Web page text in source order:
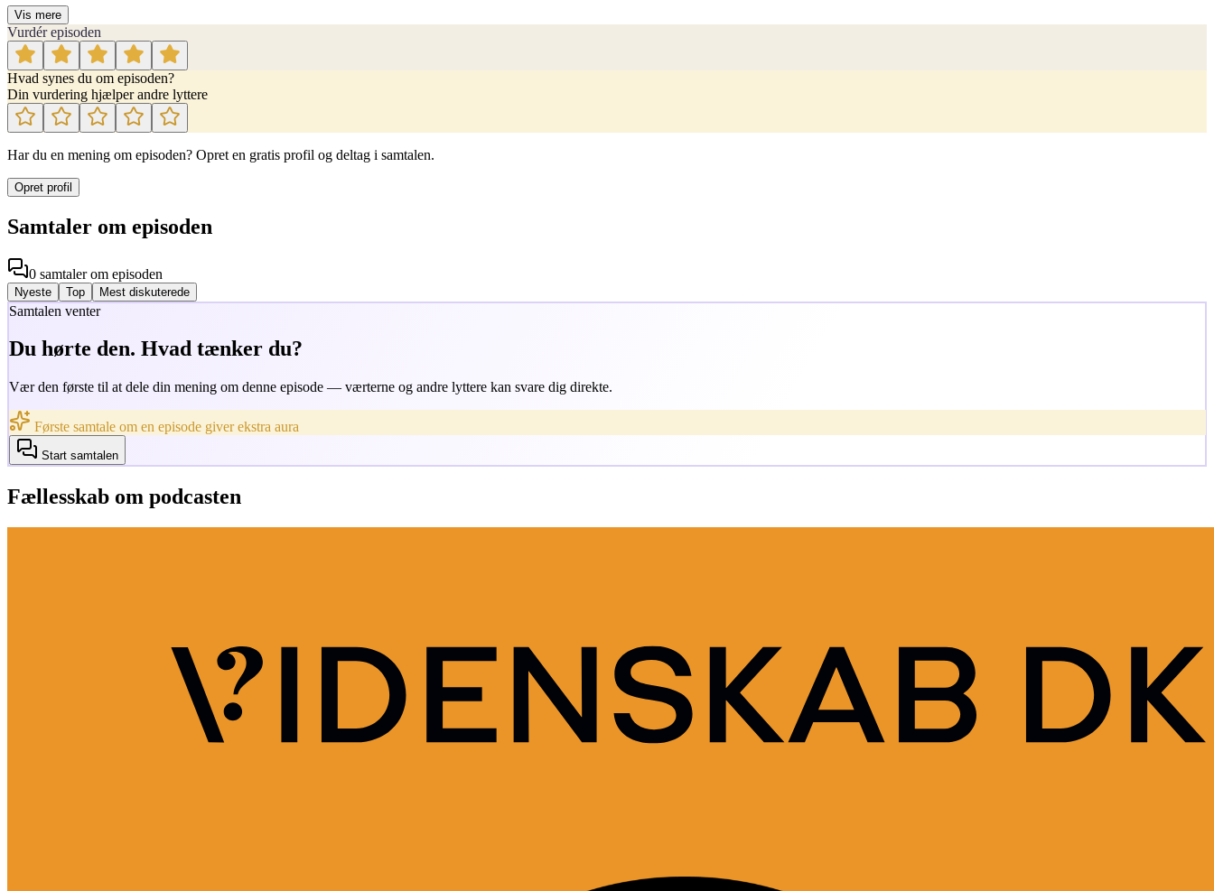
Vis mere
Vurdér episoden
Hvad synes du om episoden?
Din vurdering hjælper andre lyttere
Har du en mening om episoden? Opret en gratis profil og deltag i samtalen.
Opret profil
Samtaler om episoden
0 samtalerom episoden
Nyeste Top Mest diskuterede
Samtalen venter
Du hørte den. Hvad tænker du?
Vær den første til at dele din mening om denne episode — værterne og andre lyttere kan svare dig direkte.
Første samtale om en episode giver ekstra aura
Start samtalen
Fællesskab om podcasten